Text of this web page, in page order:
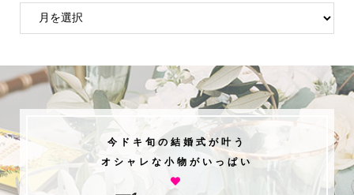
今ドキ旬の結婚式が叶う
オシャレな小物がいっぱい